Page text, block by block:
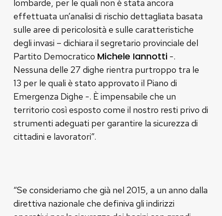
lombarde, per le quali non è stata ancora
effettuata un’analisi di rischio dettagliata basata
sulle aree di pericolosità e sulle caratteristiche
degli invasi – dichiara il segretario provinciale del
Partito Democratico Michele Iannotti-.
Nessuna delle 27 dighe rientra purtroppo tra le
13 per le quali è stato approvato il Piano di
Emergenza Dighe -. È impensabile che un
territorio così esposto come il nostro resti privo di
strumenti adeguati per garantire la sicurezza di
cittadini e lavoratori”.
“Se consideriamo che già nel 2015, a un anno dalla
direttiva nazionale che definiva gli indirizzi